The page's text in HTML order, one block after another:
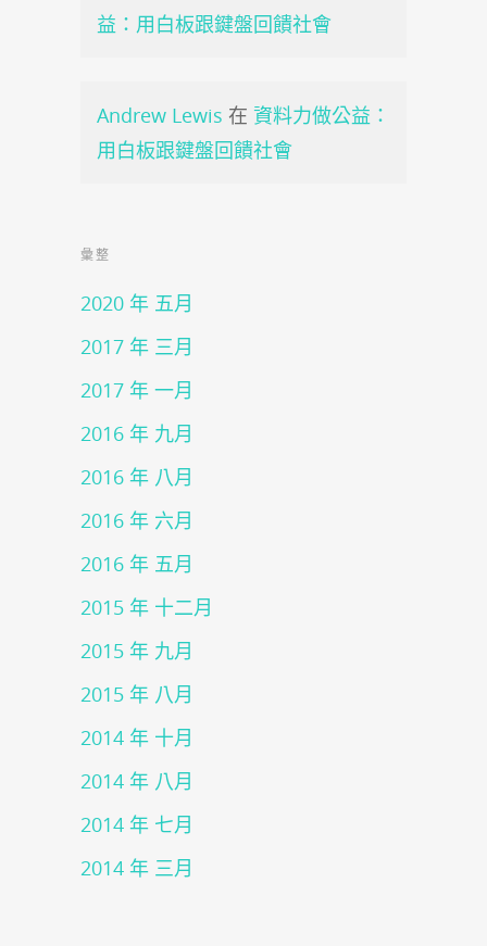
益：用白板跟鍵盤回饋社會
Andrew Lewis 在 資料力做公益：
用白板跟鍵盤回饋社會
彙整
2020 年 五月
2017 年 三月
2017 年 一月
2016 年 九月
2016 年 八月
2016 年 六月
2016 年 五月
2015 年 十二月
2015 年 九月
2015 年 八月
2014 年 十月
2014 年 八月
2014 年 七月
2014 年 三月